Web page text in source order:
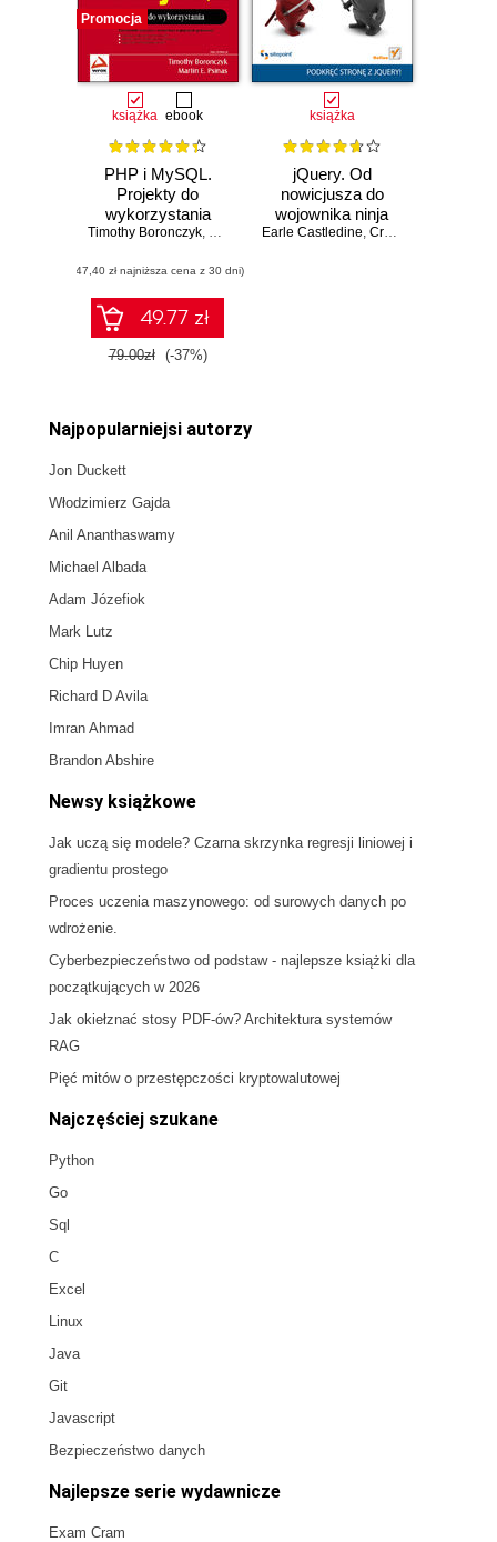
Promocja
książka ebook
PHP i MySQL.
Projekty do
wykorzystania
Timothy Boronczyk, Martin E. Psinas
(47,40 zł najniższa cena z 30 dni)
49.77 zł
79.00zł (-37%)
książka
jQuery. Od
nowicjusza do
wojownika ninja
Earle Castledine, Craig Sharkie
Najpopularniejsi autorzy
Jon Duckett
Włodzimierz Gajda
Anil Ananthaswamy
Michael Albada
Adam Józefiok
Mark Lutz
Chip Huyen
Richard D Avila
Imran Ahmad
Brandon Abshire
Newsy książkowe
Jak uczą się modele? Czarna skrzynka regresji liniowej i
gradientu prostego
Proces uczenia maszynowego: od surowych danych po
wdrożenie.
Cyberbezpieczeństwo od podstaw - najlepsze książki dla
początkujących w 2026
Jak okiełznać stosy PDF-ów? Architektura systemów
RAG
Pięć mitów o przestępczości kryptowalutowej
Najczęściej szukane
Python
Go
Sql
C
Excel
Linux
Java
Git
Javascript
Bezpieczeństwo danych
Najlepsze serie wydawnicze
Exam Cram